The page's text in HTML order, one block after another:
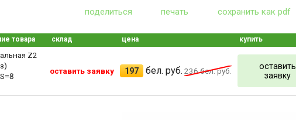
поделиться печать сохранить как pdf
товара склад цена купить
Z2
оставить заявку 197 бел. руб. 236бел. руб.
оставить
заявку